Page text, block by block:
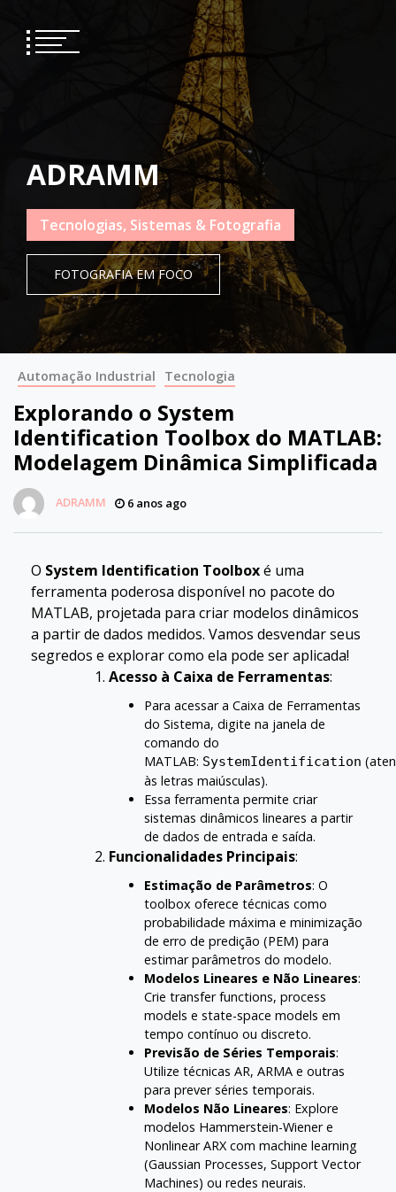
content
ADRAMM
Tecnologias, Sistemas & Fotografia
FOTOGRAFIA EM FOCO
Automação Industrial Tecnologia
Explorando o System
Identification Toolbox do MATLAB:
Modelagem Dinâmica Simplificada
ADRAMM 6 anos ago
O System Identification Toolboxé uma
ferramenta poderosa disponível no pacote do
MATLAB, projetada para criar modelos dinâmicos
a partir de dados medidos. Vamos desvendar seus
segredos e explorar como ela pode ser aplicada!
Acesso à Caixa de Ferramentas:
Para acessar a Caixa de Ferramentas
do Sistema, digite na janela de
comando do
MATLAB: SystemIdentification
às letras maiúsculas).
Essa ferramenta permite criar
sistemas dinâmicos lineares a partir
de dados de entrada e saída.
Funcionalidades Principais:
Estimação de Parâmetros: O
toolbox oferece técnicas como
probabilidade máxima e minimização
de erro de predição (PEM) para
estimar parâmetros do modelo.
Modelos Lineares e Não Lineares:
Crie transfer functions, process
models e state-space models em
tempo contínuo ou discreto.
Previsão de Séries Temporais:
Utilize técnicas AR, ARMA e outras
para prever séries temporais.
Modelos Não Lineares: Explore
modelos Hammerstein-Wiener e
Nonlinear ARX com machine learning
(Gaussian Processes, Support Vector
Machines) ou redes neurais.